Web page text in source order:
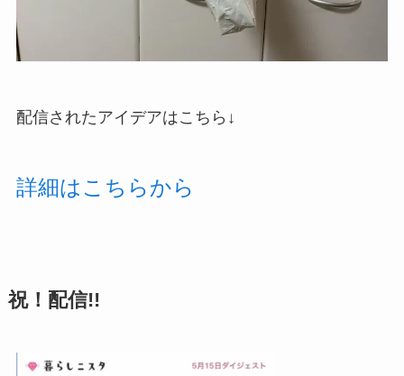
配信されたアイデアはこちら↓
詳細はこちらから
祝！配信!!